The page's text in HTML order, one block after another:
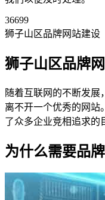
36699
狮子山区品牌网站建设
狮子山区品牌
随着互联网的不断发展
离不开一个优秀的网站
了众多企业竞相追求的
为什么需要品